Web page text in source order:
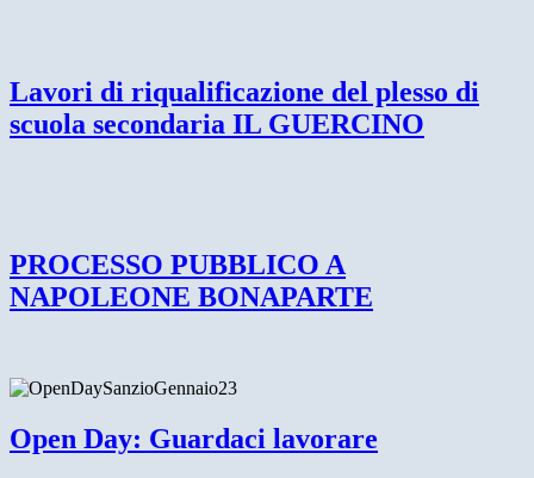
Lavori di riqualificazione del plesso di
scuola secondaria IL GUERCINO
PROCESSO PUBBLICO A
NAPOLEONE BONAPARTE
Open Day: Guardaci lavorare